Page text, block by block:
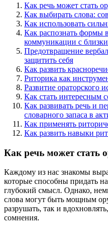
Как речь может стать
Как выбирать слова:
Как использовать
Как распознать формы
коммуникации с
Предотвращение
защитить себя
Как развить
Риторика как
Развитие ораторского
Как стать интересным
Как развивать речь и
словарного запаса в
Как применять
Как развить навыки
Как речь может стать
Каждому из нас знакомы
которые способны придать
глубокий смысл. Однако,
слова могут быть мощным
разрушать, так и
сомнения.